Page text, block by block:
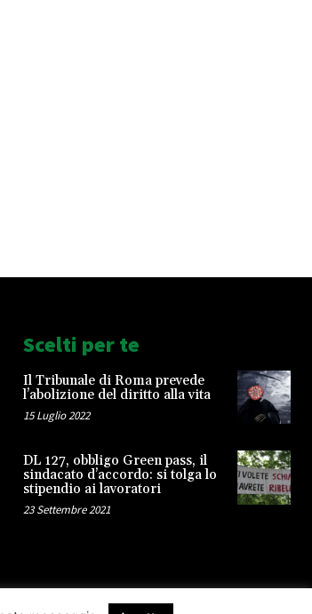
Scelti per te
Il Tribunale di Roma prevede
l’abolizione del diritto alla vita
15 Luglio 2022
DL 127, obbligo Green pass, il
sindacato d’accordo: si tolga lo
stipendio ai lavoratori
23 Settembre 2021